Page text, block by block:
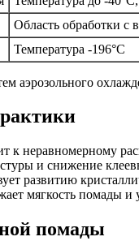
Область обработки
Температура -196°C
аэрозольного
к неравномерному
и снижение
развитию
мягкость помады и
помады